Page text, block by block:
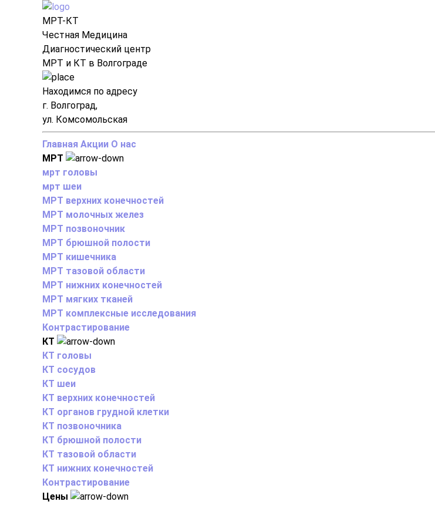
МРТ-КТ
Честная Медицина
Диагностический центр
МРТ и КТ в Волгограде
Находимся по адресу
г. Волгоград,
ул. Комсомольская
Главная Акции О нас
МРТ
мрт головы
мрт шеи
МРТ верхних конечностей
МРТ молочных желез
МРТ позвоночник
МРТ брюшной полости
МРТ кишечника
МРТ тазовой области
МРТ нижних конечностей
МРТ мягких тканей
МРТ комплексные исследования
Контрастирование
КТ
КТ головы
КТ сосудов
КТ шеи
КТ верхних конечностей
КТ органов грудной клетки
КТ позвоночника
КТ брюшной полости
КТ тазовой области
КТ нижних конечностей
Контрастирование
Цены